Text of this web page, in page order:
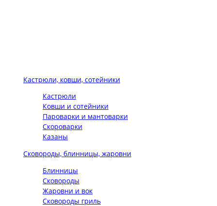
Кастрюли, ковши, сотейники
Кастрюли
Ковши и сотейники
Пароварки и мантоварки
Скороварки
Казаны
Сковороды, блинницы, жаровни
Блинницы
Сковороды
Жаровни и вок
Сковороды гриль